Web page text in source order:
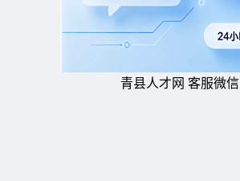
青县人才网 客服微信